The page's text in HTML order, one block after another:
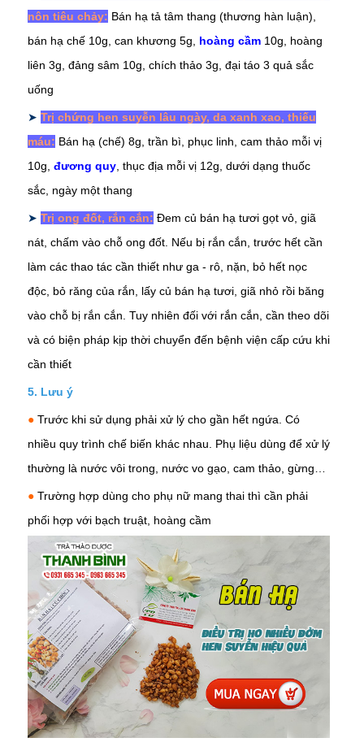
nôn tiêu chảy: Bán hạ tả tâm thang (thương hàn luận),
bán hạ chế 10g, can khương 5g, hoàng cầm 10g, hoàng
liên 3g, đảng sâm 10g, chích thảo 3g, đại táo 3 quả sắc
uống
➤ Trị chứng hen suyễn lâu ngày, da xanh xao, thiếu
máu: Bán hạ (chế) 8g, trần bì, phục linh, cam thảo mỗi vị
10g, đương quy, thục địa mỗi vị 12g, dưới dạng thuốc
sắc, ngày một thang
➤ Trị ong đốt, rắn cắn: Đem củ bán hạ tươi gọt vỏ, giã
nát, chấm vào chỗ ong đốt. Nếu bị rắn cắn, trước hết cần
làm các thao tác cần thiết như ga - rô, nặn, bỏ hết nọc
độc, bỏ răng của rắn, lấy củ bán hạ tươi, giã nhỏ rồi băng
vào chỗ bị rắn cắn. Tuy nhiên đối với rắn cắn, cần theo dõi
và có biện pháp kịp thời chuyển đến bệnh viện cấp cứu khi
cần thiết
5. Lưu ý
● Trước khi sử dụng phải xử lý cho gần hết ngứa. Có
nhiều quy trình chế biến khác nhau. Phụ liệu dùng để xử lý
thường là nước vôi trong, nước vo gạo, cam thảo, gừng…
● Trường hợp dùng cho phụ nữ mang thai thì cần phải
phối hợp với bạch truật, hoàng cầm